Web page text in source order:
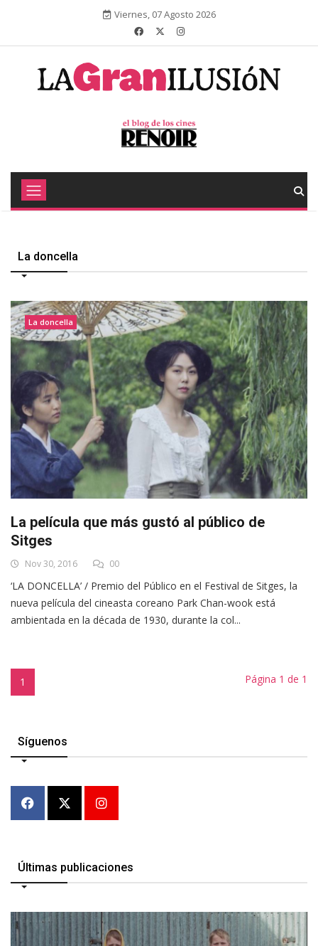
Viernes, 07 Agosto 2026
La doncella
La doncella
La película que más gustó al público de
Sitges
Nov 30, 2016 00
‘LA DONCELLA’ / Premio del Público en el Festival de Sitges, la
nueva película del cineasta coreano Park Chan-wook está
ambientada en la década de 1930, durante la col...
1 Página 1 de 1
Síguenos
Últimas publicaciones